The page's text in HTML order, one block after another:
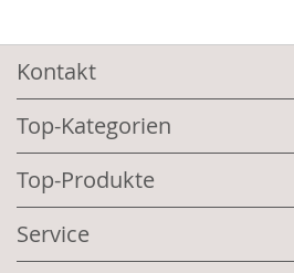
Kontakt
Top-Kategorien
Top-Produkte
Service